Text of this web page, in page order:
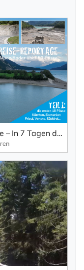
Alpen-Marathon | TV-Reportage – In 7 Tagen durch 6 Länder über 50 Pässe (Teil 1)